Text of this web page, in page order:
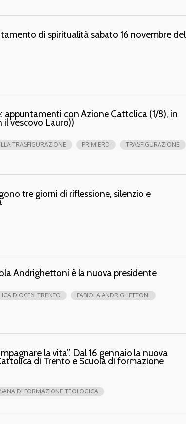
di spiritualità sabato 16 novembre del
appuntamenti con Azione Cattolica (1/8), in
il vescovo Lauro))
TRASFIGURAZIONE PRIMIERO TRASFIGURAZIONE
tre giorni di riflessione, silenzio e
Andrighettoni è la nuova presidente
DIOCESI TRENTO FABIOLA ANDRIGHETTONI
la vita”. Dal 16 gennaio la nuova
di Trento e Scuola di formazione
DI FORMAZIONE TEOLOGICA